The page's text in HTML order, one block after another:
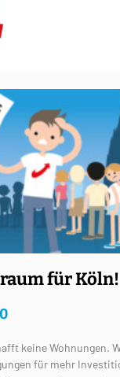
August
für Köln!
keine Wohnungen.
für mehr